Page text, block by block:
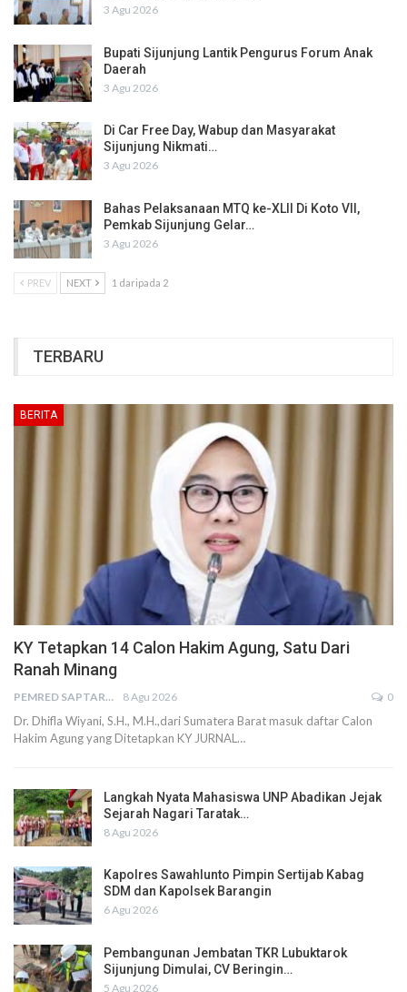
3 Agu 2026
Bupati Sijunjung Lantik Pengurus Forum Anak
Daerah
3 Agu 2026
Di Car Free Day, Wabup dan Masyarakat
Sijunjung Nikmati…
3 Agu 2026
Bahas Pelaksanaan MTQ ke-XLII Di Koto VII,
Pemkab Sijunjung Gelar…
3 Agu 2026
PREV NEXT 1 daripada 2
TERBARU
BERITA
KY Tetapkan 14 Calon Hakim Agung, Satu Dari
Ranah Minang
PEMRED SAPTARIUS 8 Agu 2026 0
Dr. Dhifla Wiyani, S.H., M.H.,dari Sumatera Barat masuk daftar Calon
Hakim Agung yang Ditetapkan KY JURNAL…
Langkah Nyata Mahasiswa UNP Abadikan Jejak
Sejarah Nagari Taratak…
8 Agu 2026
Kapolres Sawahlunto Pimpin Sertijab Kabag
SDM dan Kapolsek Barangin
6 Agu 2026
Pembangunan Jembatan TKR Lubuktarok
Sijunjung Dimulai, CV Beringin…
5 Agu 2026